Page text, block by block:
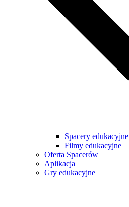
Spacery edukacyjne
Filmy edukacyjne
Oferta Spacerów
Aplikacja
Gry edukacyjne